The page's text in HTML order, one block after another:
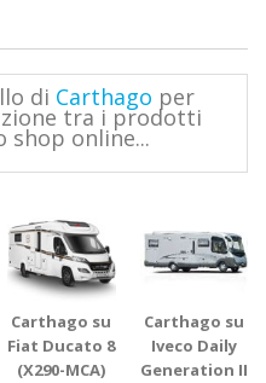
di Carthago per
tra i prodotti
shop online...
Carthago su
Fiat Ducato 8
(X290-MCA)
Carthago su
Iveco Daily
Generation II